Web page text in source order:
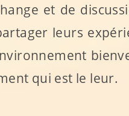
et de
leurs
qui est le leur.